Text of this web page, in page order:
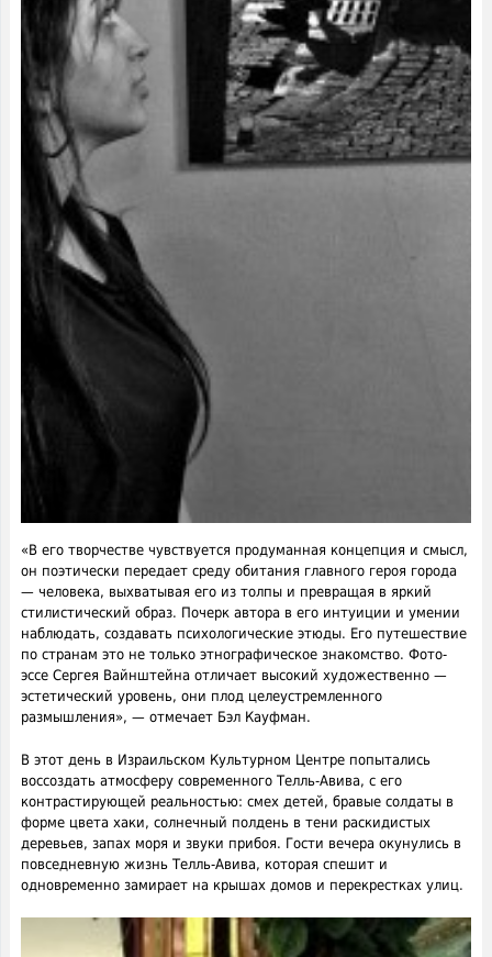
«В его творчестве чувствуется продуманная концепция и смысл,
он поэтически передает среду обитания главного героя города
— человека, выхватывая его из толпы и превращая в яркий
стилистический образ. Почерк автора в его интуиции и умении
наблюдать, создавать психологические этюды. Его путешествие
по странам это не только этнографическое знакомство. Фото-
эссе Сергея Вайнштейна отличает высокий художественно —
эстетический уровень, они плод целеустремленного
размышления», — отмечает Бэл Кауфман.
В этот день в Израильском Культурном Центре попытались
воссоздать атмосферу современного Телль-Авива, с его
контрастирующей реальностью: смех детей, бравые солдаты в
форме цвета хаки, солнечный полдень в тени раскидистых
деревьев, запах моря и звуки прибоя. Гости вечера окунулись в
повседневную жизнь Телль-Авива, которая спешит и
одновременно замирает на крышах домов и перекрестках улиц.